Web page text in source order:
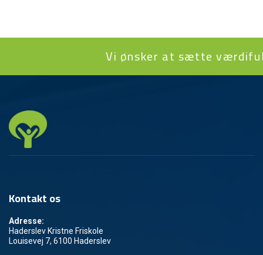
Vi ønsker at sætte
Kontakt os
Adresse:
Haderslev Kristne Friskole
Louisevej 7, 6100 Haderslev